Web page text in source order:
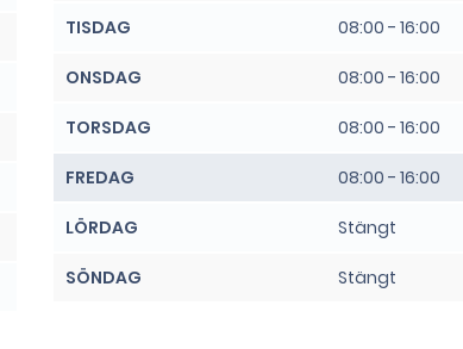
TISDAG 08:00 - 16:00
ONSDAG 08:00 - 16:00
TORSDAG 08:00 - 16:00
FREDAG 08:00 - 16:00
LÖRDAG Stängt
SÖNDAG Stängt